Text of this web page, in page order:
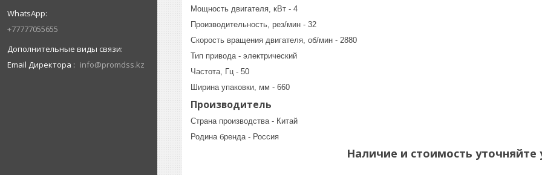
+77777055655
Email Директора info@promdss.kz
Мощность двигателя, кВт - 4
Производительность, рез/мин - 32
Скорость вращения двигателя, об/мин - 2880
Тип привода - электрический
Частота, Гц - 50
Ширина упаковки, мм - 660
Производитель
Страна производства - Китай
Родина бренда - Россия
Наличие и стоимость уточняйте